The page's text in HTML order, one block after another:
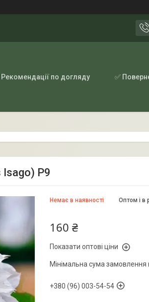
по догляду ✅
Isago) P9
Немає в наявності Оптом і в
160 ₴
Показати оптові ціни
Мінімальна сума замовлення
+380 (96) 003-54-54